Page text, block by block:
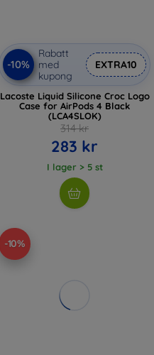
-10%
Rabatt
med
kupong
EXTRA10
Lacoste Liquid Silicone Croc Logo
Case for AirPods 4 Black
(LCA4SLOK)
314 kr
283 kr
I lager > 5 st
-10%